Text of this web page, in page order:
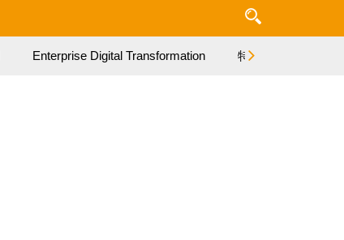
Enterprise Digital Transformation 特集